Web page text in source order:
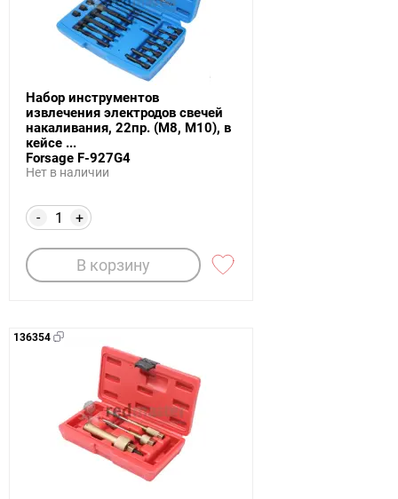
Набор инструментов
извлечения электродов свечей
накаливания, 22пр. (M8, M10), в
кейсе ...
Forsage F-927G4
Нет в наличии
+
-
В корзину
136354